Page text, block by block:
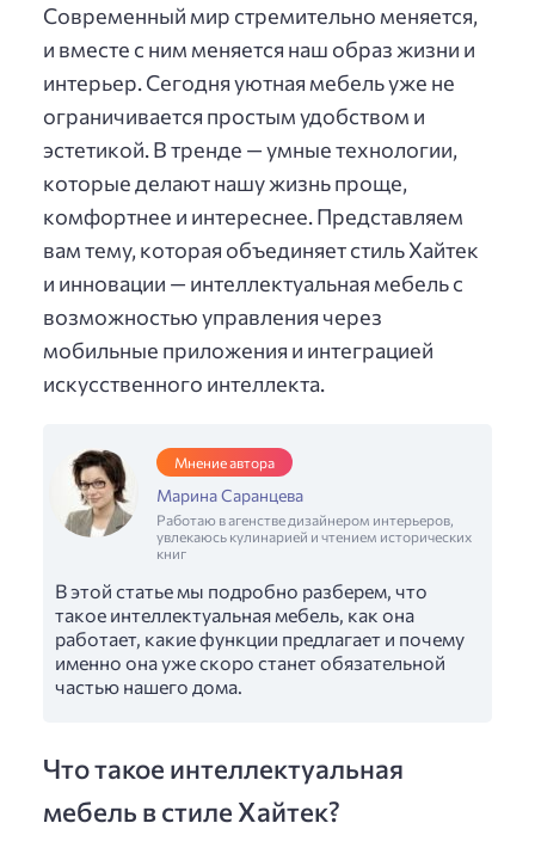
Современный мир стремительно меняется,
и вместе с ним меняется наш образ жизни и
интерьер. Сегодня уютная мебель уже не
ограничивается простым удобством и
эстетикой. В тренде — умные технологии,
которые делают нашу жизнь проще,
комфортнее и интереснее. Представляем
вам тему, которая объединяет стиль Хайтек
и инновации — интеллектуальная мебель с
возможностью управления через
мобильные приложения и интеграцией
искусственного интеллекта.
Мнение автора
Марина Саранцева
Работаю в агенстве дизайнером интерьеров,
увлекаюсь кулинарией и чтением исторических
книг
В этой статье мы подробно разберем, что
такое интеллектуальная мебель, как она
работает, какие функции предлагает и почему
именно она уже скоро станет обязательной
частью нашего дома.
Что такое интеллектуальная
мебель в стиле Хайтек?